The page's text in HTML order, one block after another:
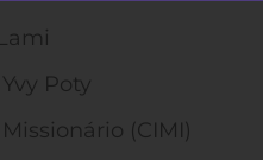
Poty
(CIMI)